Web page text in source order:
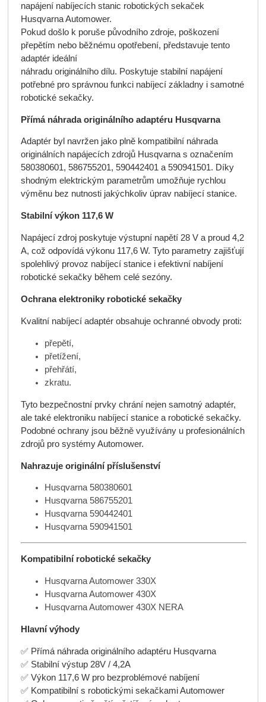
napájení nabíjecích stanic robotických sekaček
Husqvarna Automower.
Pokud došlo k poruše původního zdroje, poškození
přepětím nebo běžnému opotřebení, představuje tento
adaptér ideální
náhradu originálního dílu. Poskytuje stabilní napájení
potřebné pro správnou funkci nabíjecí základny i samotné
robotické sekačky.
Přímá náhrada originálního adaptéru Husqvarna
Adaptér byl navržen jako plně kompatibilní náhrada
originálních napájecích zdrojů Husqvarna s označením
580380601, 586755201, 590442401 a 590941501. Díky
shodným elektrickým parametrům umožňuje rychlou
výměnu bez nutnosti jakýchkoliv úprav nabíjecí stanice.
Stabilní výkon 117,6 W
Napájecí zdroj poskytuje výstupní napětí 28 V a proud 4,2
A, což odpovídá výkonu 117,6 W. Tyto parametry zajišťují
spolehlivý provoz nabíjecí stanice i efektivní nabíjení
robotické sekačky během celé sezóny.
Ochrana elektroniky robotické sekačky
Kvalitní nabíjecí adaptér obsahuje ochranné obvody proti:
přepětí,
přetížení,
přehřátí,
zkratu.
Tyto bezpečnostní prvky chrání nejen samotný adaptér,
ale také elektroniku nabíjecí stanice a robotické sekačky.
Podobné ochrany jsou běžně využívány u profesionálních
zdrojů pro systémy Automower.
Nahrazuje originální příslušenství
Husqvarna 580380601
Husqvarna 586755201
Husqvarna 590442401
Husqvarna 590941501
Kompatibilní robotické sekačky
Husqvarna Automower 330X
Husqvarna Automower 430X
Husqvarna Automower 430X NERA
Hlavní výhody
✅ Přímá náhrada originálního adaptéru Husqvarna
✅ Stabilní výstup 28V / 4,2A
✅ Výkon 117,6 W pro bezproblémové nabíjení
✅ Kompatibilní s robotickými sekačkami Automower